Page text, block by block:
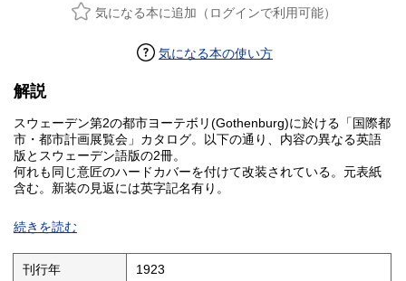
気になる本に追加（ログインで利用可能）
気になる本の使い方
解説
スウェーデン第2の都市ヨーテボリ(Gothenburg)に於ける「国際都
市・都市計画展覧会」カタログ。以下の通り、内容の異なる英語
版とスウェーデン語版の2冊。
何れも同じ意匠のハードカバーを付けて改装されている。元表紙
含む。新装の見返には英字記名有り。
●『International Cities and Town Planning Exhibition. English
Catalogue. Jubilee exhibition, Gothenburg, Sweden, 1923.』
(389p)／英語版にはオーストリアから日本まで全参加国を所収し
ている。
続きを読む
刊行年 1923